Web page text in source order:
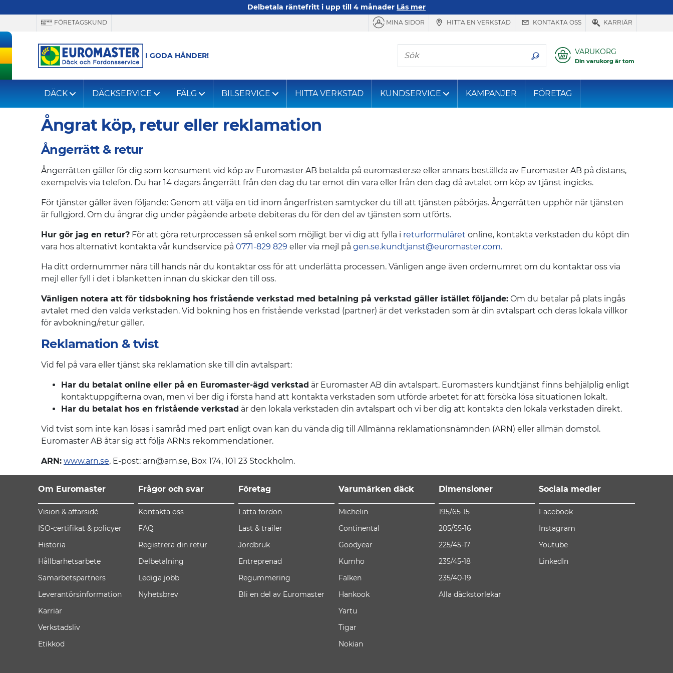
Delbetala räntefritt i upp till 4 månader Läs mer
FÖRETAGSKUND MINA SIDOR HITTA EN VERKSTAD KONTAKTA OSS KARRIÄR
I GODA HÄNDER!
Sök VARUKORG
Din varukorg är tom
DÄCK DÄCKSERVICE FÄLG BILSERVICE HITTA VERKSTAD KUNDSERVICE KAMPANJER FÖRETAG
Ångrat köp, retur eller reklamation
Ångerrätt & retur
Ångerrätten gäller för dig som konsument vid köp av Euromaster AB betalda på euromaster.se eller annars beställda av Euromaster AB på distans,
exempelvis via telefon. Du har 14 dagars ångerrätt från den dag du tar emot din vara eller från den dag då avtalet om köp av tjänst ingicks.
För tjänster gäller även följande: Genom att välja en tid inom ångerfristen samtycker du till att tjänsten påbörjas. Ångerrätten upphör när tjänsten
är fullgjord. Om du ångrar dig under pågående arbete debiteras du för den del av tjänsten som utförts.
Hur gör jag en retur? För att göra returprocessen så enkel som möjligt ber vi dig att fylla i returformuläret online, kontakta verkstaden du köpt din
vara hos alternativt kontakta vår kundservice på 0771-829 829 eller via mejl på gen.se.kundtjanst@euromaster.com.
Ha ditt ordernummer nära till hands när du kontaktar oss för att underlätta processen. Vänligen ange även ordernumret om du kontaktar oss via
mejl eller fyll i det i blanketten innan du skickar den till oss.
Vänligen notera att för tidsbokning hos fristående verkstad med betalning på verkstad gäller istället följande: Om du betalar på plats ingås
avtalet med den valda verkstaden. Vid bokning hos en fristående verkstad (partner) är det verkstaden som är din avtalspart och deras lokala villkor
för avbokning/retur gäller.
Reklamation & tvist
Vid fel på vara eller tjänst ska reklamation ske till din avtalspart:
Har du betalat online eller på en Euromaster-ägd verkstad är Euromaster AB din avtalspart. Euromasters kundtjänst finns behjälplig enligt
kontaktuppgifterna ovan, men vi ber dig i första hand att kontakta verkstaden som utförde arbetet för att försöka lösa situationen lokalt.
Har du betalat hos en fristående verkstad är den lokala verkstaden din avtalspart och vi ber dig att kontakta den lokala verkstaden direkt.
Vid tvist som inte kan lösas i samråd med part enligt ovan kan du vända dig till Allmänna reklamationsnämnden (ARN) eller allmän domstol.
Euromaster AB åtar sig att följa ARN:s rekommendationer.
ARN: www.arn.se, E-post: arn@arn.se, Box 174, 101 23 Stockholm.
Om Euromaster
Vision & affärsidé
ISO-certifikat & policyer
Historia
Hållbarhetsarbete
Samarbetspartners
Leverantörsinformation
Karriär
Verkstadsliv
Etikkod
Frågor och svar
Kontakta oss
FAQ
Registrera din retur
Delbetalning
Lediga jobb
Nyhetsbrev
Företag
Lätta fordon
Last & trailer
Jordbruk
Entreprenad
Regummering
Bli en del av Euromaster
Varumärken däck
Michelin
Continental
Goodyear
Kumho
Falken
Hankook
Yartu
Tigar
Nokian
Dimensioner
195/65-15
205/55-16
225/45-17
235/45-18
235/40-19
Alla däckstorlekar
Sociala medier
Facebook
Instagram
Youtube
LinkedIn